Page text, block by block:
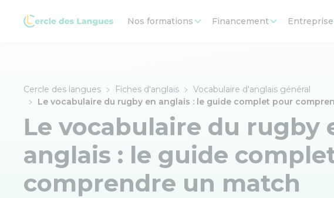
Nos formations Financement Entreprise
Cercle des langues Fiches d'anglais
Vocabulaire d'anglais général
Le vocabulaire du rugby en anglais : le guide complet pour
Le vocabulaire du rugby
anglais : le guide
comprendre un match